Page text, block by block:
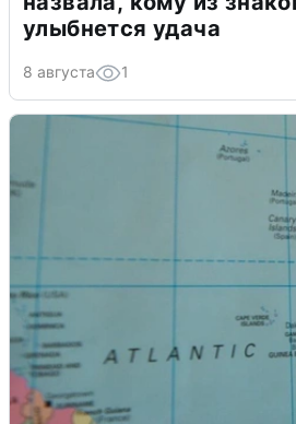
улыбнется удача
8 августа 1